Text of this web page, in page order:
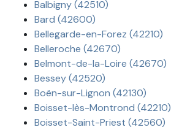
Balbigny (42510)
Bard (42600)
Bellegarde-en-Forez (42210)
Belleroche (42670)
Belmont-de-la-Loire (42670)
Bessey (42520)
Boën-sur-Lignon (42130)
Boisset-lès-Montrond (42210)
Boisset-Saint-Priest (42560)